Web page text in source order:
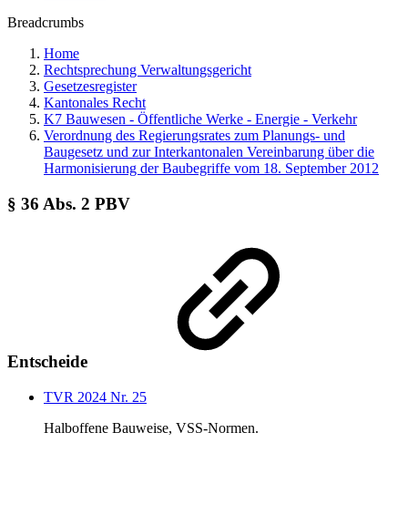
Breadcrumbs
Home
Rechtsprechung Verwaltungsgericht
Gesetzesregister
Kantonales Recht
K7 Bauwesen - Öffentliche Werke - Energie - Verkehr
Verordnung des Regierungsrates zum Planungs- und
Baugesetz und zur Interkantonalen Vereinbarung über die
Harmonisierung der Baubegriffe vom 18. September 2012
§ 36 Abs. 2 PBV
Entscheide
TVR 2024 Nr. 25
Halboffene Bauweise, VSS-Normen.